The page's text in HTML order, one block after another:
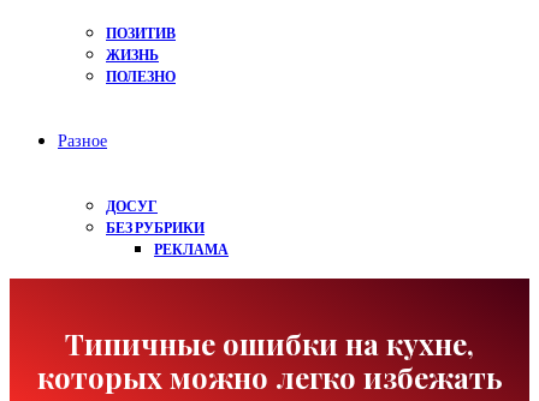
ПОЗИТИВ
ЖИЗНЬ
ПОЛЕЗНО
Разное
ДОСУГ
БЕЗ РУБРИКИ
РЕКЛАМА
Типичные ошибки на кухне,
которых можно легко избежать